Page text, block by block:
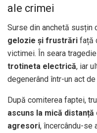
ale crimei
Surse din anchetă susțin
gelozie și frustrări față
victimei. În seara
trotineta electrică, iar
degenerând într-un act
După comiterea faptei,
ascuns la mică
agresori, încercându-se